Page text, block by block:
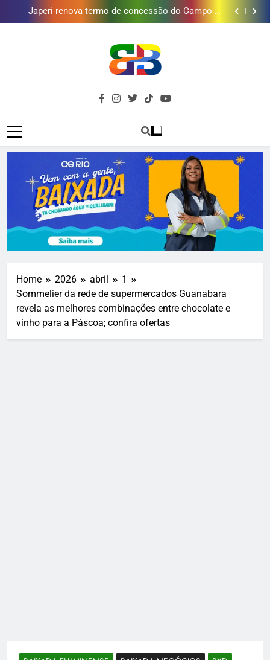
Golfe e fortalece projeto que atende 140 crianças
Duque de Caxias: modernização de estação de
tratamento reforça abastecimento de água
Guanabara tem diversas opções de vinhos para
Lins em Nova Iguaçu neste fim de semana
Japeri renova termo de concessão do Campo de
Golfe e fortalece projeto que atende 140 crianças
Duque de Caxias: modernização de estação de
tratamento reforça abastecimento de água
Guanabara tem diversas opções de vinhos para
presentear o seu pai. Descubra como escolher o que
Gastro Samba reúne Nosso Sentimento e Gustavo
Brava
Baixada
Baixada Fluminense Em Destaque!
Home 2026 abril
1
Sommelier da rede de supermercados Guanabara
revela as melhores combinações entre chocolate e
vinho para a Páscoa; confira ofertas